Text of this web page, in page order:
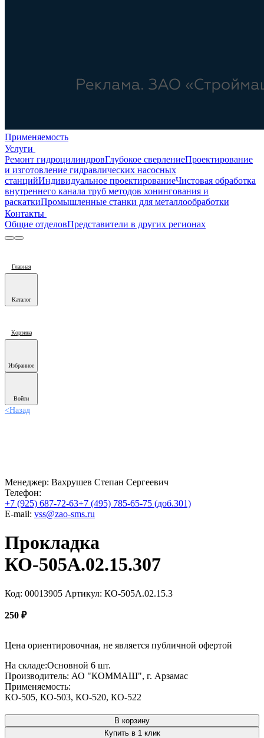
Применяемость
Услуги
Ремонт гидроцилиндровГлубокое сверлениеПроектирование
и изготовление гидравлических насосных
станцийИндивидуальное проектированиеЧистовая обработка
внутреннего канала труб методов хонингования и
раскаткиПромышленные станки для металлообработки
Контакты
Общие отделовПредставители в других регионах
Главная
Каталог
Корзина
Избранное
Войти
<Назад
Менеджер: Вахрушев Степан Сергеевич
Телефон:
+7 (925) 687-72-63+7 (495) 785-65-75 (доб.301)
E-mail: vss@zao-sms.ru
Прокладка
КО-505A.02.15.307
Код: 00013905 Артикул: КО-505А.02.15.3
250 ₽
Цена ориентировочная, не является публичной офертой
На складе:Основной 6 шт.
Производитель: АО "КОММАШ", г. Арзамас
Применяемость:
КО-505, КО-503, КО-520, КО-522
В корзину
Купить в 1 клик